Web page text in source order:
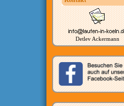
Detlev Ackermann